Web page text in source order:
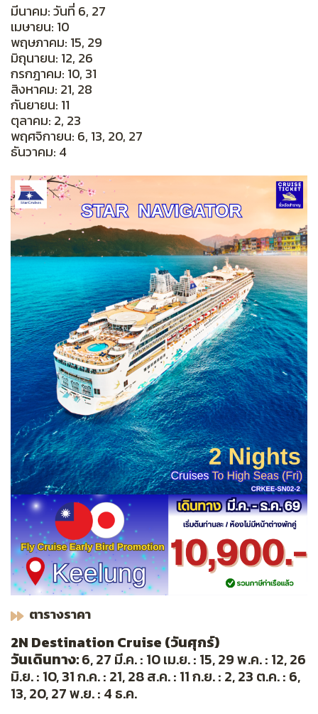
มีนาคม: วันที่ 6, 27
เมษายน: 10
พฤษภาคม: 15, 29
มิถุนายน: 12, 26
กรกฎาคม: 10, 31
สิงหาคม: 21, 28
กันยายน: 11
ตุลาคม: 2, 23
พฤศจิกายน: 6, 13, 20, 27
ธันวาคม: 4
ตารางราคา
2N Destination Cruise (วันศุกร์)
วันเดินทาง:6, 27 มี.ค. : 10 เม.ย. : 15, 29 พ.ค. : 12, 26
มิ.ย. : 10, 31 ก.ค. : 21, 28 ส.ค. : 11 ก.ย. : 2, 23 ต.ค. : 6,
13, 20, 27 พ.ย. : 4 ธ.ค.